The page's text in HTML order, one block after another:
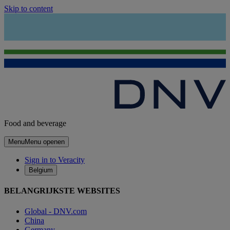
Skip to content
Food and beverage
MenuMenu openen
Sign in to Veracity
Belgium
BELANGRIJKSTE WEBSITES
Global - DNV.com
China